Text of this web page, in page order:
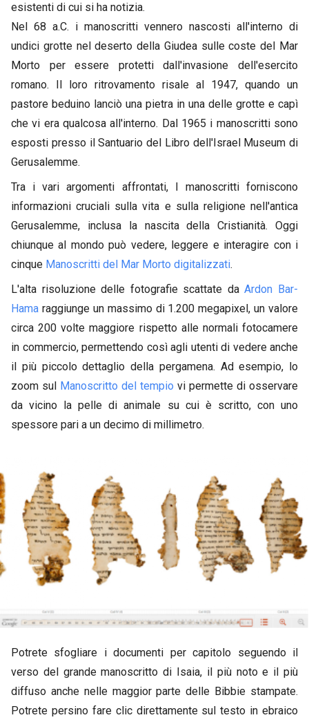
esistenti di cui si ha notizia.
Nel 68 a.C. i manoscritti vennero nascosti all'interno di
undici grotte nel deserto della Giudea sulle coste del Mar
Morto per essere protetti dall'invasione dell'esercito
romano. Il loro ritrovamento risale al 1947, quando un
pastore beduino lanciò una pietra in una delle grotte e capì
che vi era qualcosa all'interno. Dal 1965 i manoscritti sono
esposti presso il Santuario del Libro dell'Israel Museum di
Gerusalemme.
Tra i vari argomenti affrontati, I manoscritti forniscono
informazioni cruciali sulla vita e sulla religione nell'antica
Gerusalemme, inclusa la nascita della Cristianità. Oggi
chiunque al mondo può vedere, leggere e interagire con i
cinque Manoscritti del Mar Morto digitalizzati.
L'alta risoluzione delle fotografie scattate daArdon Bar-
Hama raggiunge un massimo di 1.200 megapixel, un valore
circa 200 volte maggiore rispetto alle normali fotocamere
in commercio, permettendo così agli utenti di vedere anche
il più piccolo dettaglio della pergamena. Ad esempio, lo
zoom sul Manoscritto del tempio vi permette di osservare
da vicino la pelle di animale su cui è scritto, con uno
spessore pari a un decimo di millimetro.
Potrete sfogliare i documenti per capitolo seguendo il
verso del grande manoscritto di Isaia, il più noto e il più
diffuso anche nelle maggior parte delle Bibbie stampate.
Potrete persino fare clic direttamente sul testo in ebraico